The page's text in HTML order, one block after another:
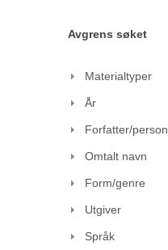
Avgrens søket
Materialtyper
År
Forfatter/person
Omtalt navn
Form/genre
Utgiver
Språk